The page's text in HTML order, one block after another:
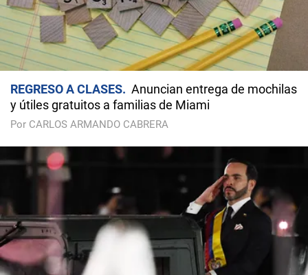
REGRESO A CLASES
Anuncian entrega de mochilas
y útiles gratuitos a familias de Miami
Por CARLOS ARMANDO CABRERA